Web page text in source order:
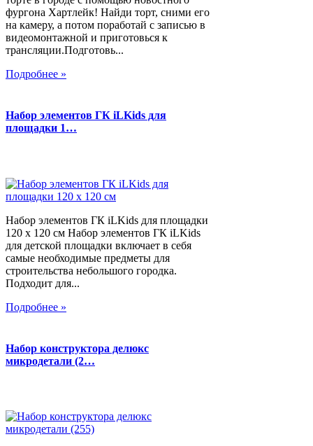
фургона Хартлейк! Найди торт, сними его
на камеру, а потом поработай с записью в
видеомонтажной и приготовься к
трансляции.Подготовь...
Подробнее »
Набор элементов ГК iLKids для
площадки 1…
Набор элементов ГК iLKids для площадки
120 х 120 см Набор элементов ГК iLKids
для детской площадки включает в себя
самые необходимые предметы для
строительства небольшого городка.
Подходит для...
Подробнее »
Набор конструктора делюкс
микродетали (2…